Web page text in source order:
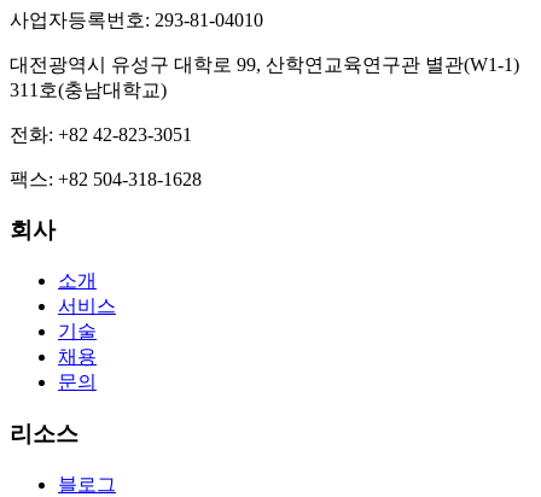
사업자등록번호: 293-81-04010
대전광역시 유성구 대학로 99, 산학연교육연구관 별관(W1-1)
311호(충남대학교)
전화: +82 42-823-3051
팩스: +82 504-318-1628
회사
소개
서비스
기술
채용
문의
리소스
블로그